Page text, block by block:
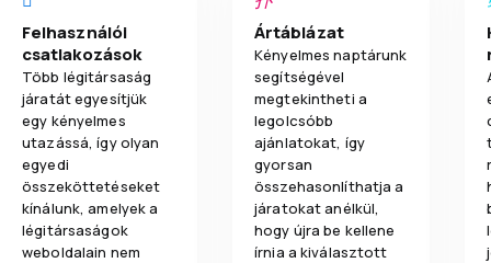
Felhasználói
csatlakozások
Több légitársaság
járatát egyesítjük
egy kényelmes
utazássá, így olyan
egyedi
összeköttetéseket
kínálunk, amelyek a
légitársaságok
weboldalain nem
Ártáblázat
Kényelmes naptárunk
segítségével
megtekintheti a
legolcsóbb
ajánlatokat, így
gyorsan
összehasonlíthatja a
járatokat anélkül,
hogy újra be kellene
írnia a kiválasztott